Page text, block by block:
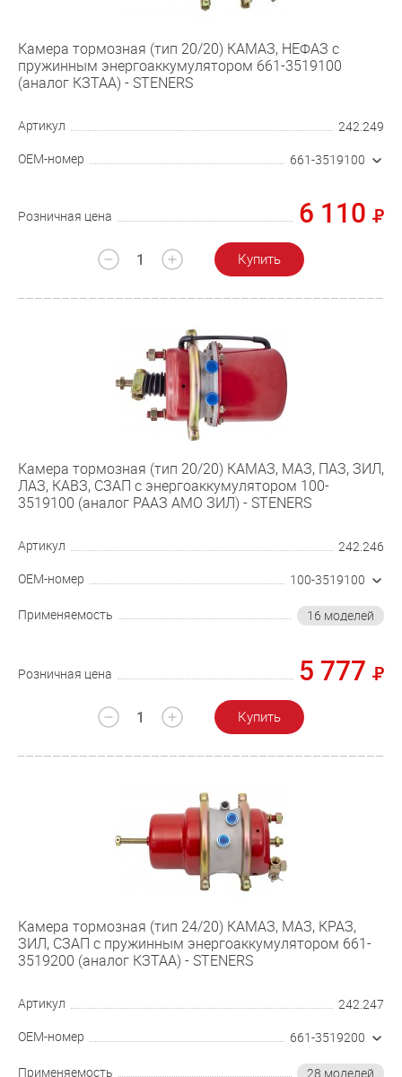
Камера тормозная (тип 20/20) КАМАЗ, НЕФАЗ с
пружинным энергоаккумулятором 661-3519100
(аналог КЗТАА) - STENERS
Артикул 242.249
OEM-номер 661-3519100
Розничная цена 6 110
Купить
Камера тормозная (тип 20/20) КАМАЗ, МАЗ, ПАЗ, ЗИЛ,
ЛАЗ, КАВЗ, СЗАП с энергоаккумулятором 100-
3519100 (аналог РААЗ АМО ЗИЛ) - STENERS
Артикул 242.246
OEM-номер 100-3519100
Применяемость 16 моделей
Розничная цена 5 777
Купить
Камера тормозная (тип 24/20) КАМАЗ, МАЗ, КРАЗ,
ЗИЛ, СЗАП с пружинным энергоаккумулятором 661-
3519200 (аналог КЗТАА) - STENERS
Артикул 242.247
OEM-номер 661-3519200
Применяемость 28 моделей